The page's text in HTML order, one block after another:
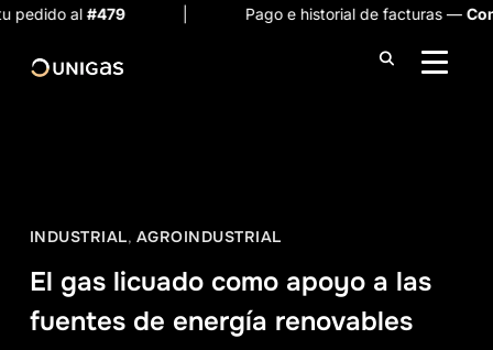
#479| Pago e historial de facturas —Consulta aquí
INDUSTRIAL, AGROINDUSTRIAL
El gas licuado como apoyo a las
fuentes de energía renovables